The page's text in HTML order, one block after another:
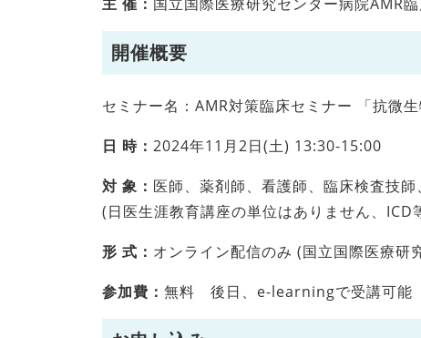
開催概要
セミナー名：AMR対策臨床セミナー 「抗
日 時： 2024年11月2日(土) 13:30-15:00
対 象： 医師、薬剤師、看護師、臨床検査技
(日医生涯教育講座の単位はありません、
形 式： オンライン配信のみ (国立国際医療研
参加費： 無料 後日、e-learningで受講可能